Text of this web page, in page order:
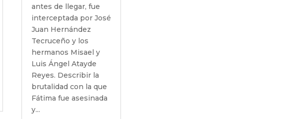
antes de llegar, fue
interceptada por José
Juan Hernández
Tecruceño y los
hermanos Misael y
Luis Ángel Atayde
Reyes. Describir la
brutalidad con la que
Fátima fue asesinada
y...